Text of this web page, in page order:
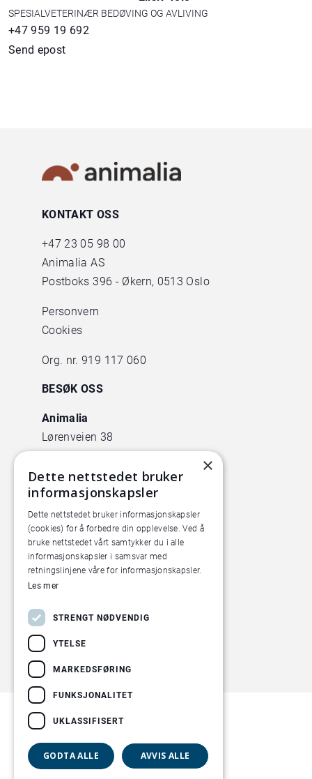
SPESIALVETERINÆR BEDØVING OG AVLIVING
+47 959 19 692
Send epost
KONTAKT OSS
+47 23 05 98 00
Animalia AS
Postboks 396 - Økern, 0513 Oslo
Personvern
Cookies
Org. nr. 919 117 060
BESØK OSS
Animalia
Lørenveien 38
Pilotanlegget
inngang B
×
Dette nettstedet bruker
informasjonskapsler
Dette nettstedet bruker informasjonskapsler
(cookies) for å forbedre din opplevelse. Ved å
bruke nettstedet vårt samtykker du i alle
informasjonskapsler i samsvar med
retningslinjene våre for informasjonskapsler.
Les mer
STRENGT NØDVENDIG
YTELSE
MARKEDSFØRING
FUNKSJONALITET
UKLASSIFISERT
GODTA ALLE AVVIS ALLE